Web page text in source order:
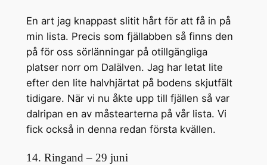
En art jag knappast slitit hårt för att få in på
min lista. Precis som fjällabben så finns den
på för oss sörlänningar på otillgängliga
platser norr om Dalälven. Jag har letat lite
efter den lite halvhjärtat på bodens skjutfält
tidigare. När vi nu åkte upp till fjällen så var
dalripan en av måstearterna på vår lista. Vi
fick också in denna redan första kvällen.
14. Ringand – 29 juni